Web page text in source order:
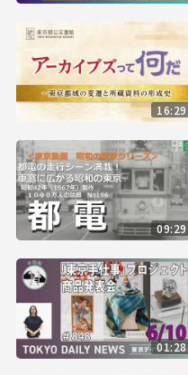
16:29
09:29
01:28